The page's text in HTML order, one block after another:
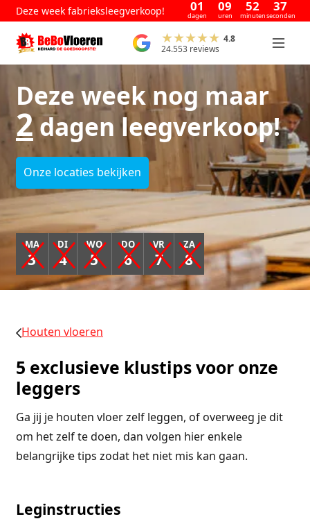
Deze week fabrieksleegverkoop! 01
dagen
09
uren
52
minuten
37
seconden
4.8
24.553 reviews
Deze week nog maar
2dagen leegverkoop!
Onze locaties bekijken
MA
3
DI
4
WO
5
DO
6
VR
7
ZA
8
Houten vloeren
5 exclusieve klustips voor onze
leggers
Ga jij je houten vloer zelf leggen, of overweeg je dit
om het zelf te doen, dan volgen hier enkele
belangrijke tips zodat het niet mis kan gaan.
Leginstructies